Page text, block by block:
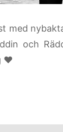
med
och
♥